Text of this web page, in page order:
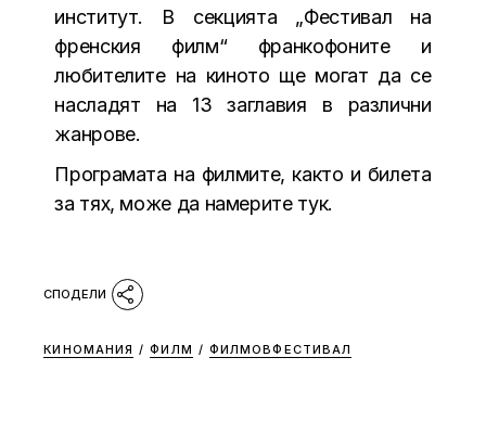
институт. В секцията „Фестивал на
френския филм“ франкофоните и
любителите на киното ще могат да се
насладят на 13 заглавия в различни
жанрове.
Програмата на филмите, както и билета
за тях, може да намерите тук.
КИНОМАНИЯ / ФИЛМ / ФИЛМОВФЕСТИВАЛ